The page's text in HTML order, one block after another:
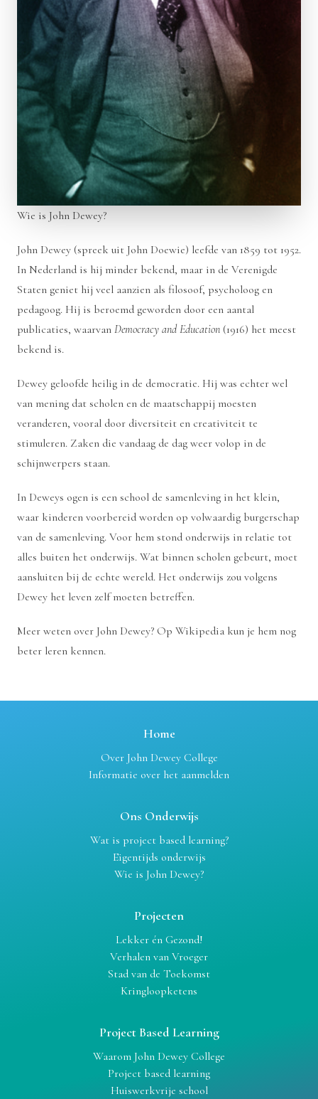
Wie is John Dewey?
John Dewey (spreek uit John Doewie) leefde van 1859 tot 1952.
In Nederland is hij minder bekend, maar in de Verenigde
Staten geniet hij veel aanzien als filosoof, psycholoog en
pedagoog. Hij is beroemd geworden door een aantal
publicaties, waarvan Democracy and Education (1916) het meest
bekend is.
Dewey geloofde heilig in de democratie. Hij was echter wel
van mening dat scholen en de maatschappij moesten
veranderen, vooral door diversiteit en creativiteit te
stimuleren. Zaken die vandaag de dag weer volop in de
schijnwerpers staan.
In Deweys ogen is een school de samenleving in het klein,
waar kinderen voorbereid worden op volwaardig burgerschap
van de samenleving. Voor hem stond onderwijs in relatie tot
alles buiten het onderwijs. Wat binnen scholen gebeurt, moet
aansluiten bij de echte wereld. Het onderwijs zou volgens
Dewey het leven zelf moeten betreffen.
Meer weten over John Dewey? Op Wikipedia kun je hem nog
beter leren kennen.
Home
Over John Dewey College
Informatie over het aanmelden
Ons Onderwijs
Wat is project based learning?
Eigentijds onderwijs
Wie is John Dewey?
Projecten
Lekker én Gezond!
Verhalen van Vroeger
Stad van de Toekomst
Kringloopketens
Project Based Learning
Waarom John Dewey College
Project based learning
Huiswerkvrije school